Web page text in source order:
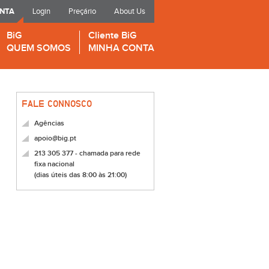
Login Preçário About Us
BiG
QUEM SOMOS
Cliente BiG
MINHA CONTA
FALE CONNOSCO
Agências
apoio@big.pt
213 305 377 - chamada para rede
fixa nacional
(dias úteis das 8:00 às 21:00)